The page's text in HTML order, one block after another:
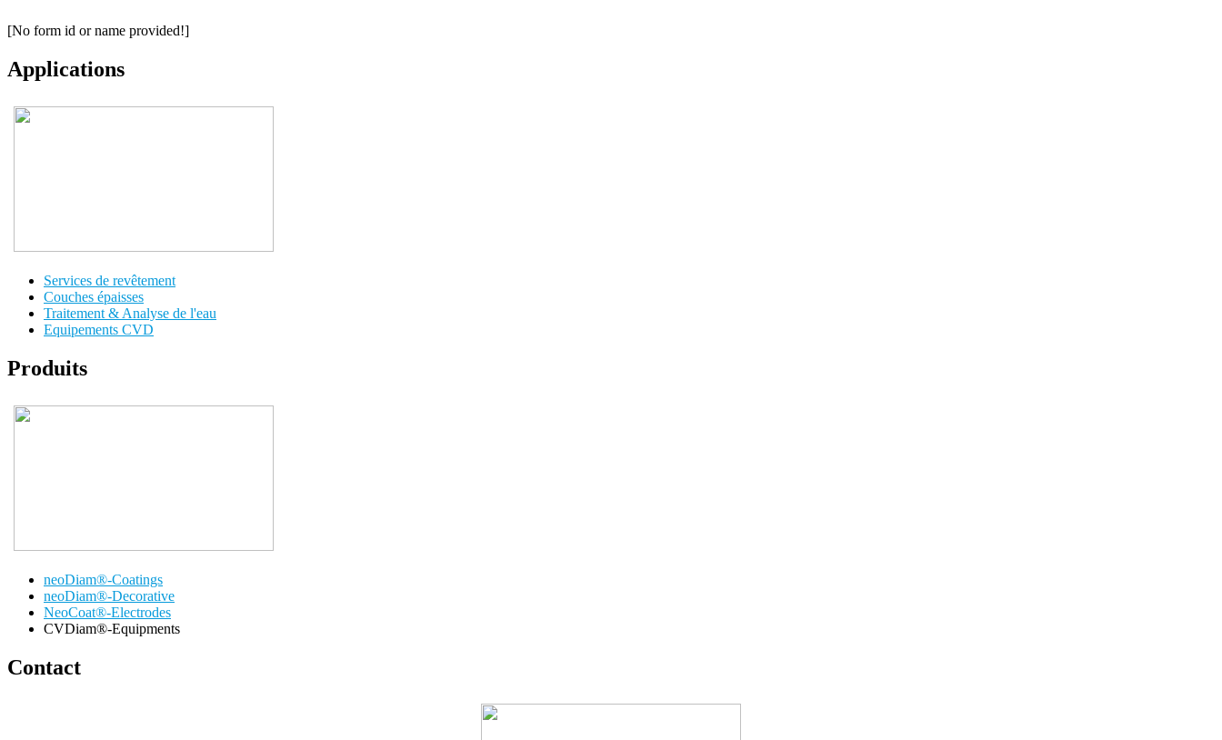
[No form id or name provided!]
Applications
Services de revêtement
Couches épaisses
Traitement & Analyse de l'eau
Equipements CVD
Produits
neoDiam®-Coatings
neoDiam®-Decorative
NeoCoat®-Electrodes
CVDiam®-Equipments
Contact